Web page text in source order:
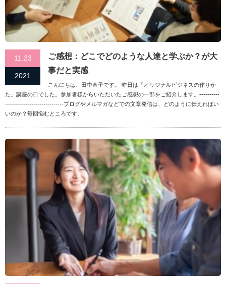
11.23
2021
ご感想：どこでどのような人達と学ぶか？が大
事だと実感
こんにちは、田中直子です。 昨日は「オリジナルビジネスの作りか
た」講座の日でした。参加者様からいただいたご感想の一部をご紹介します。----------
-----------------------------ブログやメルマガなどでの文章発信は、どのように伝えればい
いのか？毎回悩むところです。